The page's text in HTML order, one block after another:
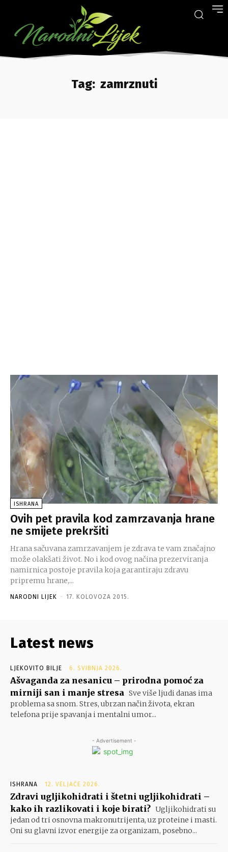
Tag: zamrznuti
ISHRANA
Ovih pet pravila kod zamrzavanja hrane
ne smijete prekršiti
Hrana sačuvana zamrzavanjem je zdrava te vam značajno
može olakšati život. No i kod ovog načina prezerviranja
namirnica postoje pravila koja garantiraju zdravu
pripremu hrane,...
NARODNI LIJEK - 17. KOLOVOZA 2015.
Latest news
LJEKOVITO BILJE 6. SVIBNJA 2026.
Ašvaganda za nesanicu – prirodna pomoć za
mirniji san i manje stresa Sve više ljudi danas ima
problema sa snom. Stres, ubrzan način života, ekran
telefona prije spavanja i mentalni umor...
- Advertisement -
ISHRANA 12. VELJAČE 2026.
Zdravi ugljikohidrati i štetni ugljikohidrati –
kako ih razlikovati i koje birati? Ugljikohidrati su
jedan od tri osnovna makronutrijenta, uz proteine i masti.
Oni su glavni izvor energije za organizam, posebno...